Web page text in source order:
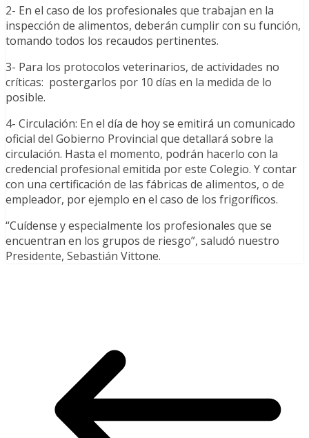
2- En el caso de los profesionales que trabajan en la
inspección de alimentos, deberán cumplir con su función,
tomando todos los recaudos pertinentes.
3- Para los protocolos veterinarios, de actividades no
críticas: postergarlos por 10 días en la medida de lo
posible.
4- Circulación: En el día de hoy se emitirá un comunicado
oficial del Gobierno Provincial que detallará sobre la
circulación. Hasta el momento, podrán hacerlo con la
credencial profesional emitida por este Colegio. Y contar
con una certificación de las fábricas de alimentos, o de
empleador, por ejemplo en el caso de los frigoríficos.
“Cuídense y especialmente los profesionales que se
encuentran en los grupos de riesgo”, saludó nuestro
Presidente, Sebastián Vittone.